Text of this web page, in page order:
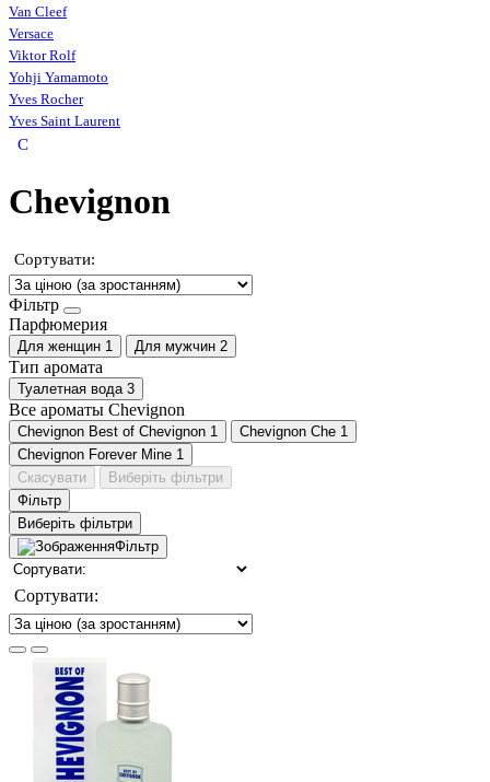
Van Cleef
Versace
Viktor Rolf
Yohji Yamamoto
Yves Rocher
Yves Saint Laurent
C
Chevignon
Сортувати:
Фільтр
Парфюмерия
Для женщин 1 Для мужчин 2
Тип аромата
Туалетная вода 3
Все ароматы Chevignon
Chevignon Best of Chevignon 1 Chevignon Che 1
Chevignon Forever Mine 1
Скасувати
Виберіть фільтри
Фільтр
Виберіть фільтри
Фільтр
Сортувати: